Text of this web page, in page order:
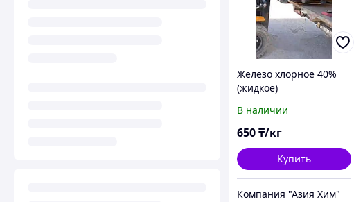
Железо хлорное 40%
(жидкое)
В наличии
650₸/кг
Купить
Компания "Азия Хим"